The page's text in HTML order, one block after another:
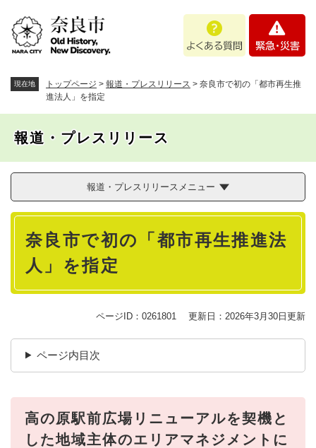
あ
問
・
現在地 トップページ > 報道・プレスリリース > 奈良市で初の「都市再生推
進法人」を指定
報道・プレスリリース
報道・プレスリリースメニュー
本
奈良市で初の「都市再生推進法
人」を指定
ページID：0261801 更新日：2026年3月30日更新
ページ内目次
高の原駅前広場リニューアルを契機と
した地域主体のエリアマネジメントに